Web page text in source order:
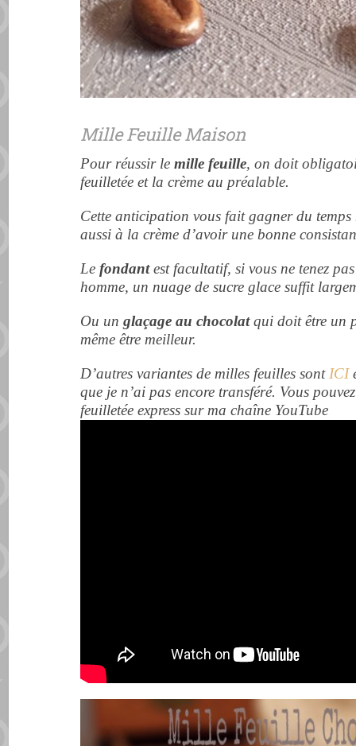
Mille Feuille Maison
Pour réussir lemille feuille, on doit
feuilletée et la crème au préalable.
Cette anticipation vous fait gagner du temps
aussi à la crème d’avoir une bonne
Lefondantest facultatif, si vous ne tenez
homme, un nuage de sucre glace suffit
Ou unglaçage au chocolatqui doit être un
même être meilleur.
D’autres variantes de milles feuilles sont ICI
que je n’ai pas encore transféré. Vous
feuilletée express sur ma chaîne YouTube